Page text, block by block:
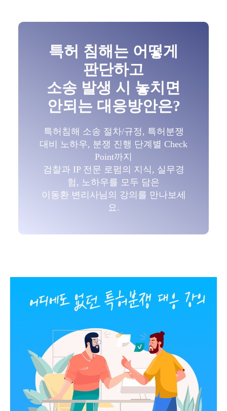
특허 침해는 어떻게
판단하고
소송 발생 시 놓치면
안되는 대응방안은?
특허침해 소송 절차/규정, 특허분쟁
대비 노하우, 분쟁 진행 단계별 Check
Point까지
검찰과 IP 전문 로펌의 지식, 실무경
험, 노하우를 모두 담은
이동환 변리사님의 강의를 만나보세
요.